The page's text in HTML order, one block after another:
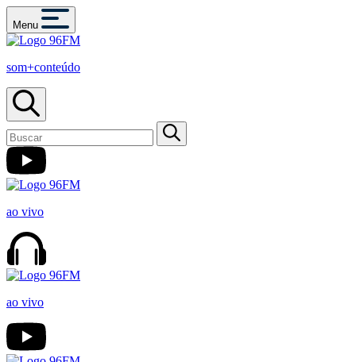
Menu
som+conteúdo
ao vivo
ao vivo